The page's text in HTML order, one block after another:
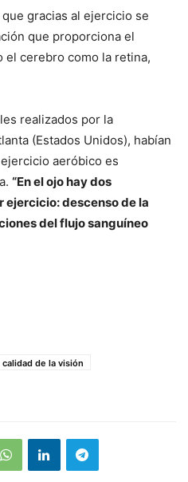
gracias al ejercicio se
que proporciona el
el cerebro como la retina,
realizados por la
(Estados Unidos), habían
aeróbico es
“En el ojo hay dos
ejercicio: descenso de la
del flujo sanguíneo
calidad de la visión